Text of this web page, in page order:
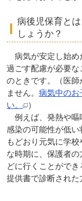
病後児保育と
しょうか？
病気が安定し始め
過ごす配慮が必要
のときです。（医
ません。病気中のお
い。
）
例えば、発熱や嘔
感染の可能性が低
もどおり元気に学
な時期に、保護者
どに行くことがで
提供書で診断された